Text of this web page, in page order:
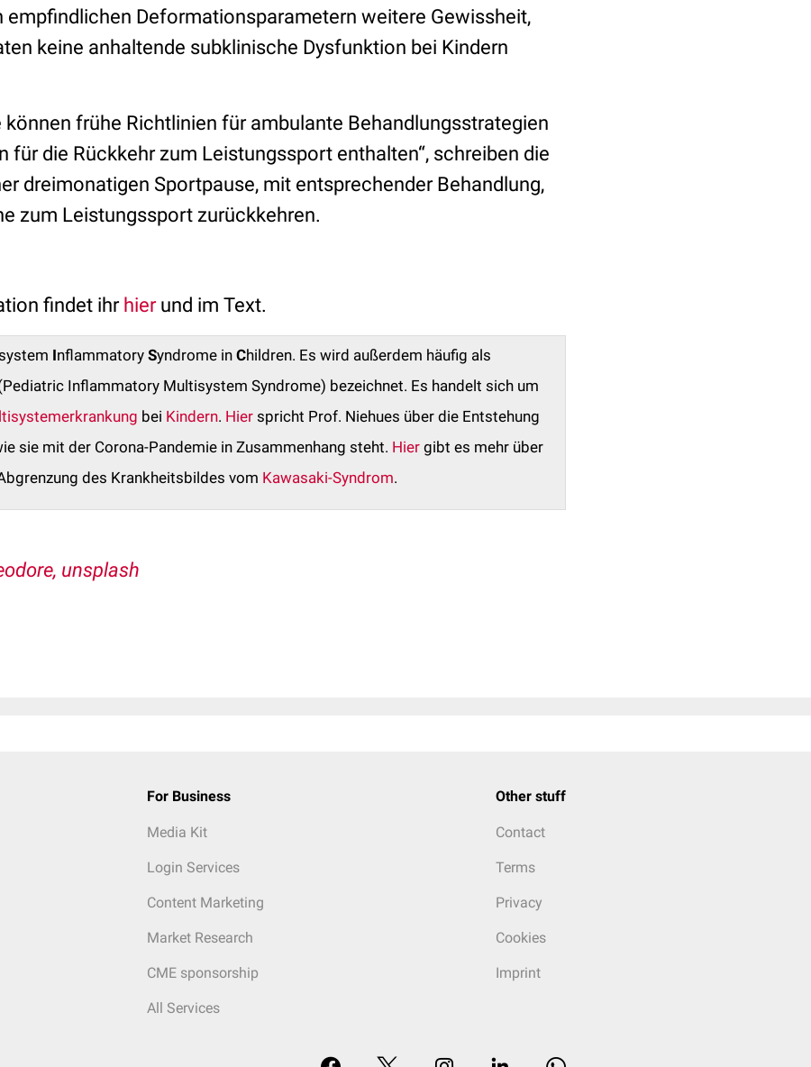
empfindlichen Deformationsparametern weitere Gewissheit,
keine anhaltende subklinische Dysfunktion bei Kindern
können frühe Richtlinien für ambulante Behandlungsstrategien
für die Rückkehr zum Leistungssport enthalten“, schreiben die
dreimonatigen Sportpause, mit entsprechender Behandlung,
zum Leistungssport zurückkehren.
findet ihrhierund im Text.
Inflammatory Syndrome in Children. Es wird außerdem häufig als
Inflammatory Multisystem Syndrome) bezeichnet. Es handelt sich um
bei Kindern. Hier spricht Prof. Niehues über die Entstehung
sie mit der Corona-Pandemie in Zusammenhang steht. Hier gibt es mehr über
des Krankheitsbildes vom Kawasaki-Syndrom.
unsplash
For Business
Media Kit
Login Services
Content Marketing
Market Research
CME sponsorship
All Services
Other stuff
Contact
Terms
Privacy
Cookies
Imprint